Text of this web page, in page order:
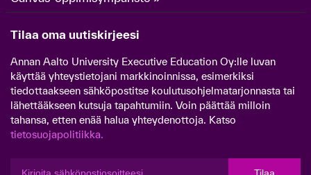
Tilaa oma uutiskirjeesi
Annan Aalto University Executive Education Oy:lle luvan
käyttää yhteystietojani markkinoinnissa, esimerkiksi
tiedottaakseen sähköpostitse koulutusohjelmatarjonnasta tai
lähettääkseen kutsuja tapahtumiin. Voin päättää milloin
tahansa, etten enää halua yhteydenottoja. Katso
tietosuojapolitiikka.
Tilaa